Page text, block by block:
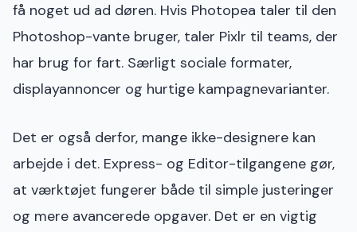
få noget ud ad døren. Hvis Photopea taler til den
Photoshop-vante bruger, taler Pixlr til teams, der
har brug for fart. Særligt sociale formater,
displayannoncer og hurtige kampagnevarianter.
Det er også derfor, mange ikke-designere kan
arbejde i det. Express- og Editor-tilgangene gør,
at værktøjet fungerer både til simple justeringer
og mere avancerede opgaver. Det er en vigtig